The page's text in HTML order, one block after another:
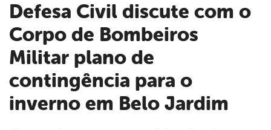
Defesa Civil discute com o
Corpo de Bombeiros
Militar plano de
contingência para o
inverno em Belo Jardim